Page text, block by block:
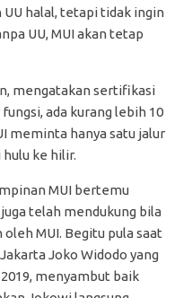
halal, tetapi tidak ingin
UU, MUI akan tetap
mengatakan sertifikasi
ada kurang lebih 10
meminta hanya satu jalur
ke hilir.
MUI bertemu
telah mendukung bila
MUI. Begitu pula saat
Joko Widodo yang
menyambut baik